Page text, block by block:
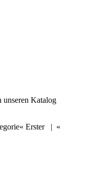
Katalog
« Erster| «